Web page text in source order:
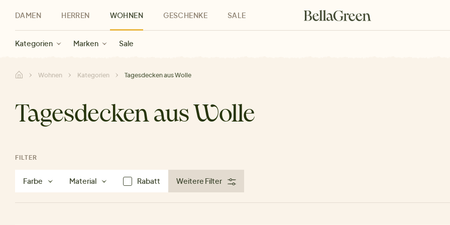
DAMEN
Neu Bekleidung Accessoires
HERREN
Herren Neu Bekleidung Marken
WOHNEN
Kategorien Marken Sale
GESCHENKE
Geschenke für Frauen Geschenke für Männer
SALE
Sale Damen Sale Herren
Wohnen Kategorien Tagesdecken aus Wolle
Tagesdecken aus Wolle
FILTER
Farbe Material Rabatt Weitere Filter